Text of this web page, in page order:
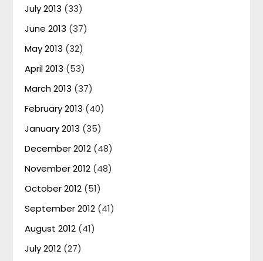
July 2013 (33)
June 2013 (37)
May 2013 (32)
April 2013 (53)
March 2013 (37)
February 2013 (40)
January 2013 (35)
December 2012 (48)
November 2012 (48)
October 2012 (51)
September 2012 (41)
August 2012 (41)
July 2012 (27)